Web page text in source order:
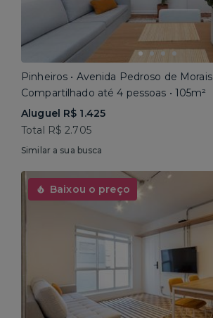
Pinheiros • Avenida Pedroso de Morais
Compartilhado até 4 pessoas • 105m²
Aluguel R$ 1.425
Total R$ 2.705
Similar a sua busca
Baixou o preço